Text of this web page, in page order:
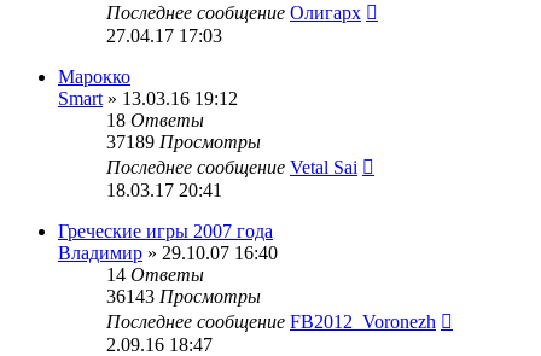
Последнее сообщение Олигарх
27.04.17 17:03
Марокко
Smart » 13.03.16 19:12
18 Ответы
37189 Просмотры
Последнее сообщение Vetal Sai
18.03.17 20:41
Греческие игры 2007 года
Владимир » 29.10.07 16:40
14 Ответы
36143 Просмотры
Последнее сообщение FB2012_Voronezh
2.09.16 18:47